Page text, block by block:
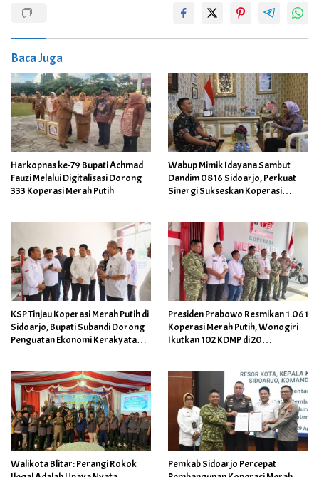
Baca Juga
Harkopnas ke-79 Bupati Achmad
Fauzi Melalui Digitalisasi Dorong
333 Koperasi Merah Putih
Wabup Mimik Idayana Sambut
Dandim 0816 Sidoarjo, Perkuat
Sinergi Sukseskan Koperasi
KSP Tinjau Koperasi Merah Putih di
Sidoarjo, Bupati Subandi Dorong
Penguatan Ekonomi Kerakyatan
Presiden Prabowo Resmikan 1.061
Koperasi Merah Putih, Wonogiri
Ikutkan 102 KDMP di 20
Walikota Blitar: Perangi Rokok
Pemkab Sidoarjo Percepat